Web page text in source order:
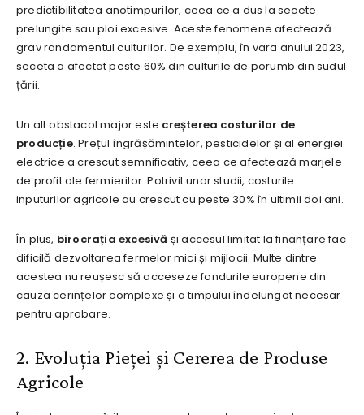
predictibilitatea anotimpurilor, ceea ce a dus la secete
prelungite sau ploi excesive. Aceste fenomene afectează
grav randamentul culturilor. De exemplu, în vara anului 2023,
seceta a afectat peste 60% din culturile de porumb din sudul
țării.
Un alt obstacol major este creșterea costurilor de
producție. Prețul îngrășămintelor, pesticidelor și al energiei
electrice a crescut semnificativ, ceea ce afectează marjele
de profit ale fermierilor. Potrivit unor studii, costurile
inputurilor agricole au crescut cu peste 30% în ultimii doi ani.
În plus, birocrația excesivă și accesul limitat la finanțare fac
dificilă dezvoltarea fermelor mici și mijlocii. Multe dintre
acestea nu reușesc să acceseze fondurile europene din
cauza cerințelor complexe și a timpului îndelungat necesar
pentru aprobare.
2. Evoluția Pieței și Cererea de Produse
Agricole